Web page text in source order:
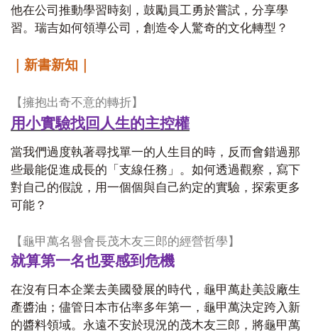
他在公司推動學習時刻，鼓勵員工勇於嘗試，分享學
習。瑞吉如何領導公司，創造令人驚奇的文化轉型？
｜新書新知｜
【擁抱出奇不意的轉折】
用小實驗找回人生的主控權
當我們過度執著尋找單一的人生目的時，反而會錯過那
些最能促進成長的「支線任務」。如何透過觀察，寫下
對自己的假說，用一個個與自己約定的實驗，探索更多
可能？
【龜甲萬名譽會長茂木友三郎的經營哲學】
就算第一名也要感到危機
在沒有日本企業去美國發展的時代，龜甲萬赴美設廠生
產醬油；儘管日本市佔率多年第一，龜甲萬決定跨入新
的醬料領域。永遠不安於現況的茂木友三郎，將龜甲萬